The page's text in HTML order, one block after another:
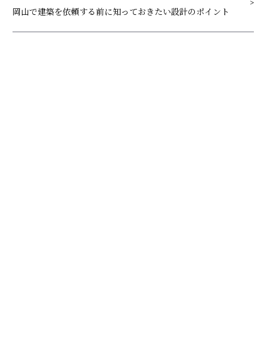
岡山で建築を依頼する前に知っておきたい設計のポイント